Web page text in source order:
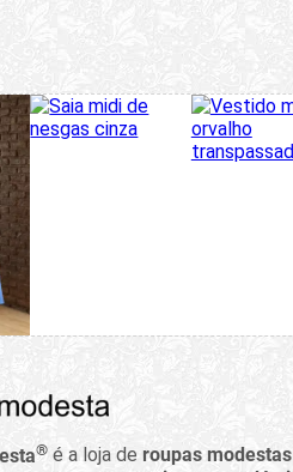
® é a loja de roupas modestas